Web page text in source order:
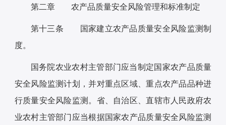
第二章 农产品质量安全风险管理和标准制定
第十三条 国家建立农产品质量安全风险监测制
度。
国务院农业农村主管部门应当制定国家农产品质量
安全风险监测计划，并对重点区域、重点农产品品种进
行质量安全风险监测。省、自治区、直辖市人民政府农
业农村主管部门应当根据国家农产品质量安全风险监测